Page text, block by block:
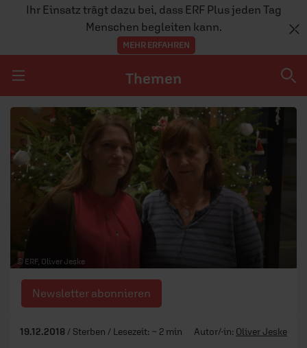
Ihr Einsatz trägt dazu bei, dass ERF Plus jeden Tag
Menschen begleiten kann.
MEHR ERFAHREN
Navigation überspringen
Themen
Themen
DOSSIERS
GLAUBE
GESELLSCHAFT
TEAM
© ERF, Oliver Jeske
Newsletter abonnieren
19.12.2018 / Sterben / Lesezeit: ~ 2 min Autor/-in: Oliver Jeske